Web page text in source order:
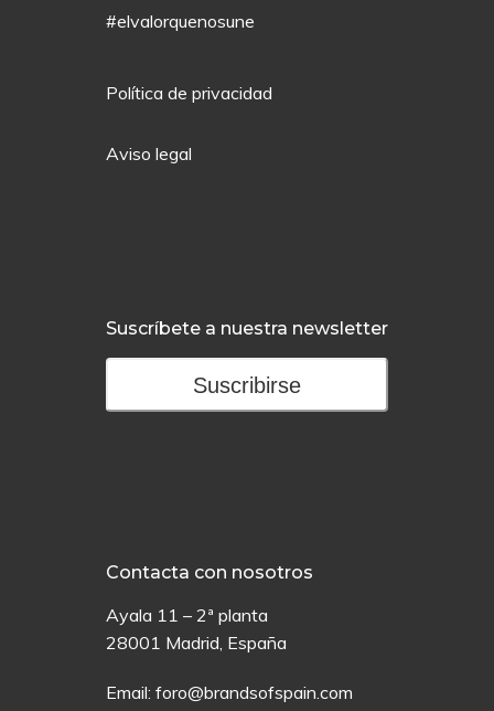
#elvalorquenosune
Política de privacidad
Aviso legal
Suscríbete a nuestra newsletter
Suscribirse
Contacta con nosotros
Ayala 11 – 2ª planta
28001 Madrid, España
Email: foro@brandsofspain.com